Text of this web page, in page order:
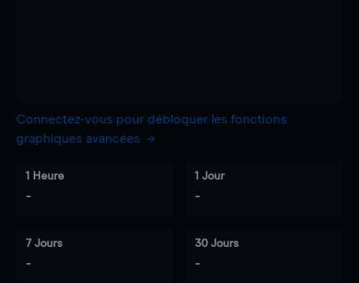
Connectez-vous pour débloquer les fonctions
graphiques avancées
1 Heure
-
1 Jour
-
7 Jours
-
30 Jours
-